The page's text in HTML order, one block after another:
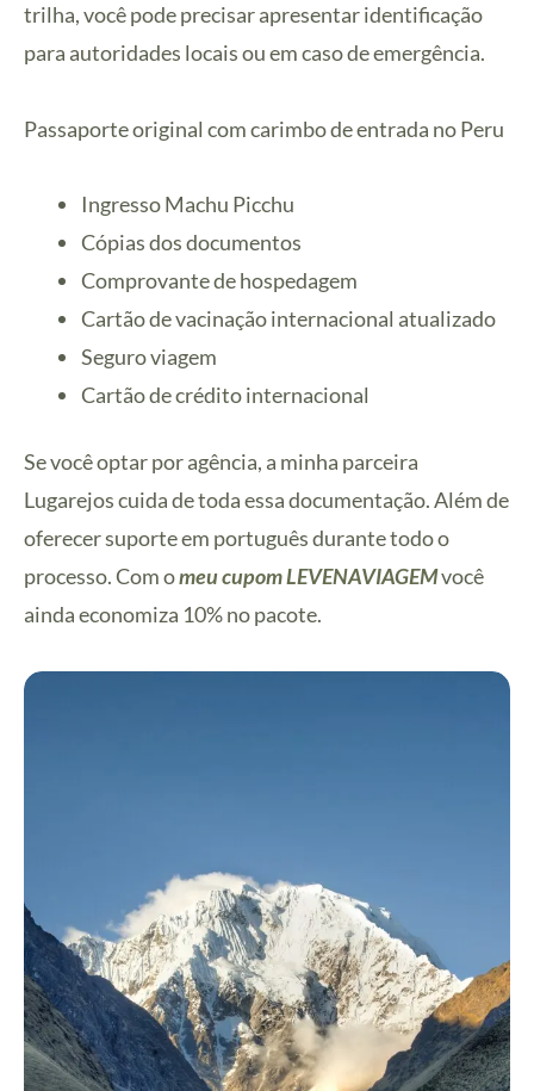
trilha, você pode precisar apresentar identificação
para autoridades locais ou em caso de emergência.
Passaporte original com carimbo de entrada no Peru
Ingresso Machu Picchu
Cópias dos documentos
Comprovante de hospedagem
Cartão de vacinação internacional atualizado
Seguro viagem
Cartão de crédito internacional
Se você optar por agência, a minha parceira
Lugarejos cuida de toda essa documentação. Além de
oferecer suporte em português durante todo o
processo. Com omeu cupom LEVENAVIAGEMvocê
ainda economiza 10% no pacote.